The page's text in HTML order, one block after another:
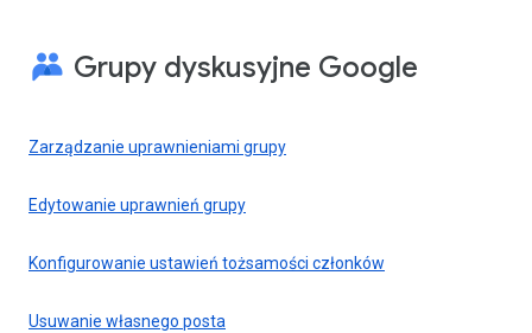
Grupy dyskusyjne Google
Zarządzanie uprawnieniami grupy
Edytowanie uprawnień grupy
Konfigurowanie ustawień tożsamości członków
Usuwanie własnego posta